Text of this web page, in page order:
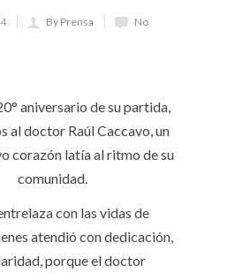
By Prensa
No
aniversario de su partida,
al doctor Raúl Caccavo, un
corazón latía al ritmo de su
comunidad.
con las vidas de
atendió con dedicación,
porque el doctor